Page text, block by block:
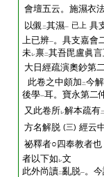
會壇五云。施濕衣
以儭 二其濕一 已上 具
上已辨一。具支嘉會
未レ禀二其吾毘盧眞
大日經疏演奧鈔第
此卷之中頗加 二今解
後學一耳。寶永第二
又此卷所レ解本疏有二
方名解脱 (三) 經云
祕釋者○四奉教者也
者以下如 レ文
此外尚讀二亂脱一。